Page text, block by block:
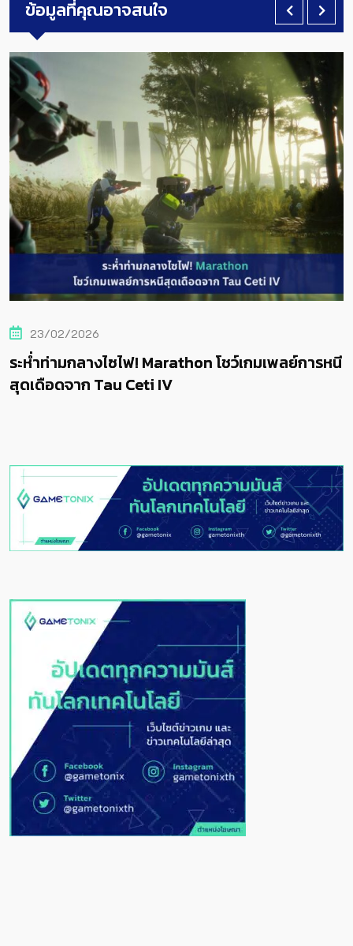
ข้อมูลที่คุณอาจสนใจ
23/02/2026
ระห่ำท่ามกลางไซไฟ! Marathon โชว์เกมเพลย์การหนี
สุดเดือดจาก Tau Ceti IV